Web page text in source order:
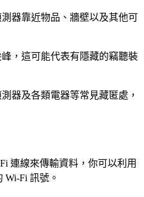
器靠近物品、牆壁以及其他可
，這可能代表有隱藏的竊聽裝
器及各類電器等常見藏匿處，
連線來傳輸資料，你可以利用
Wi-Fi 訊號。